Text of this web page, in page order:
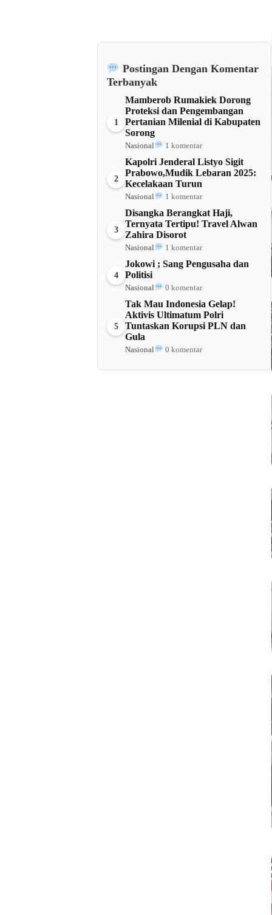
Postingan Dengan Komentar
Terbanyak
1
Mamberob Rumakiek Dorong
Proteksi dan Pengembangan
Pertanian Milenial di Kabupaten
Sorong
Nasional 1 komentar
2
Kapolri Jenderal Listyo Sigit
Prabowo,Mudik Lebaran 2025:
Kecelakaan Turun
Nasional 1 komentar
3
Disangka Berangkat Haji,
Ternyata Tertipu! Travel Alwan
Zahira Disorot
Nasional 1 komentar
4
Jokowi ; Sang Pengusaha dan
Politisi
Nasional 0 komentar
5
Tak Mau Indonesia Gelap!
Aktivis Ultimatum Polri
Tuntaskan Korupsi PLN dan
Gula
Nasional 0 komentar